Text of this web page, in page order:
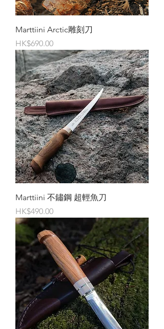
Marttiini Arctic雕刻刀
價格
HK$690.00
Marttiini 不鏽鋼 超輕魚刀
價格
HK$490.00